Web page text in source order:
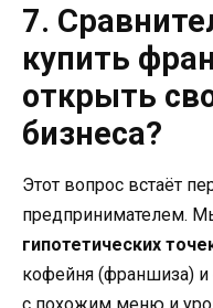
7.
купить
открыть
бизнеса?
Этот вопрос встаёт
предпринимателем.
гипотетических
кофейня (франшиза) и